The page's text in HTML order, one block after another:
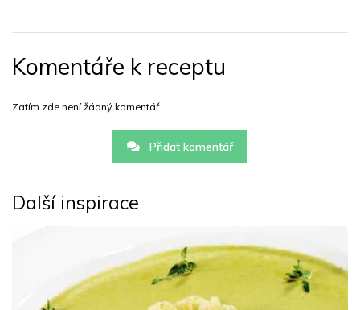
Komentáře k receptu
Zatím zde není žádný komentář
Přidat komentář
Další inspirace